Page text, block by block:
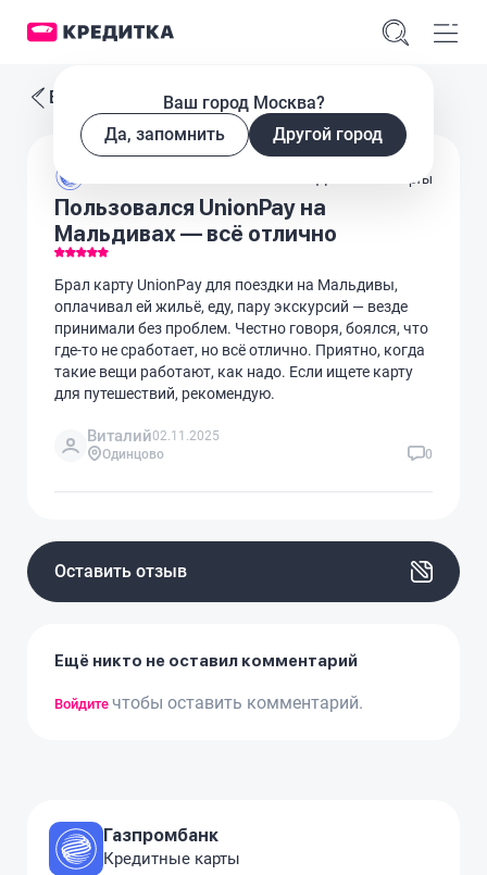
Ваш город Москва?
Да, запомнить
Другой город
Все отзывы
Пользовался UnionPay на
Мальдивах — всё отлично
Дебетовые карты
Брал карту UnionPay для поездки на Мальдивы,
оплачивал ей жильё, еду, пару экскурсий — везде
принимали без проблем. Честно говоря, боялся, что
где-то не сработает, но всё отлично. Приятно, когда
такие вещи работают, как надо. Если ищете карту
для путешествий, рекомендую.
Виталий02.11.2025
Одинцово
0
Оставить отзыв
Ещё никто не оставил комментарий
Войдите чтобы оставить комментарий.
Газпромбанк
Кредитные карты